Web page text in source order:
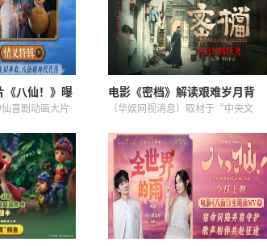
《八仙！》曝
书写侠义传承
仙喜剧动画大片
代相传的江湖
影《八仙！》由
在全国热映
电影《密档》解读艰难岁月背
后：乱世烟火镌刻凡人坚守
（华娱网视消息）取材于“中央文
继“开箱必读”特辑后发布第二
支“绝境守护”特辑。影片将视角锚
定1942年全面沦陷后的上海，彼时上
海孤岛...